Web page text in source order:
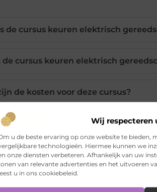
Wij respecteren
u de beste ervaring op onze website te bieden,
technologieën. Hiermee kunnen we
onze diensten verbeteren. Afhankelijk van uw
van relevante advertenties en het uitvoeren
u in ons cookiebeleid.
de cursus keuren elektrisch
cursus keuren elektrisch
de kosten voor deze cursus?
wanneer kunt u de cursus volgen?
elektrisch gereedschap